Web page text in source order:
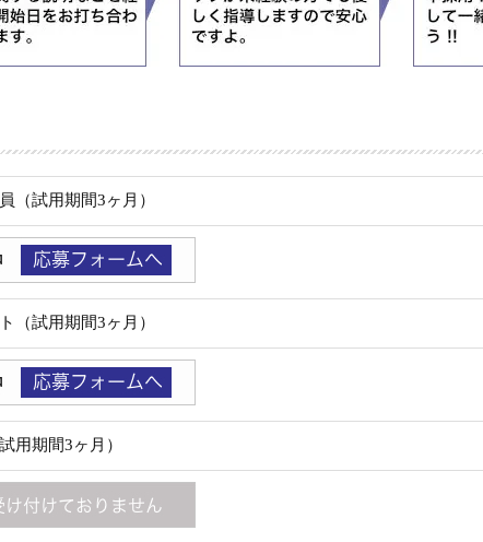
試用期間3ヶ月）
試用期間3ヶ月）
期間3ヶ月）